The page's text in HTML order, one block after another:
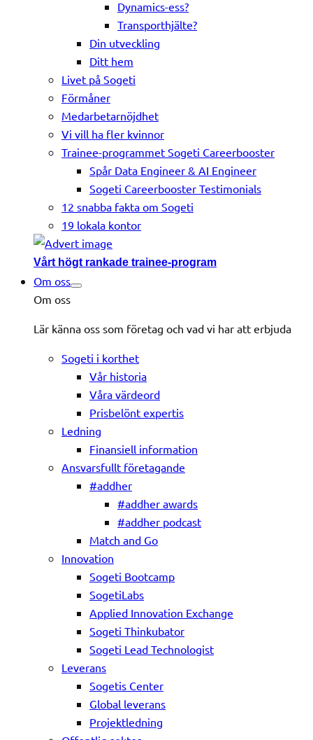
Dynamics-ess?
Transporthjälte?
Din utveckling
Ditt hem
Livet på Sogeti
Förmåner
Medarbetarnöjdhet
Vi vill ha fler kvinnor
Trainee-programmet Sogeti Careerbooster
Spår Data Engineer & AI Engineer
Sogeti Careerbooster Testimonials
12 snabba fakta om Sogeti
19 lokala kontor
Vårt högt rankade trainee-program
Om oss
Om oss
Lär känna oss som företag och vad vi har att erbjuda
Sogeti i korthet
Vår historia
Våra värdeord
Prisbelönt expertis
Ledning
Finansiell information
Ansvarsfullt företagande
#addher
#addher awards
#addher podcast
Match and Go
Innovation
Sogeti Bootcamp
SogetiLabs
Applied Innovation Exchange
Sogeti Thinkubator
Sogeti Lead Technologist
Leverans
Sogetis Center
Global leverans
Projektledning